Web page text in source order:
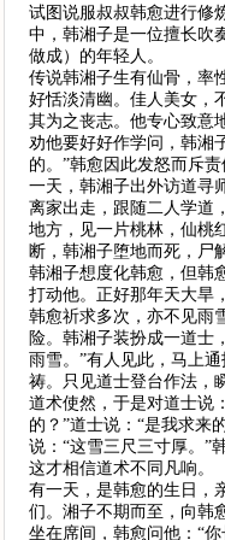
试图说服叔叔韩愈进行修
中，韩湘子是一位擅长吹
做成）的年轻人。
传说韩湘子生有仙骨，率
好恬淡清幽。佳人美女，
其为之丧志。他专心致意
劝他要好好作学问，韩湘
的。”韩愈因此发怒而斥责
一天，韩湘子出外访道寻
离家出走，跟随二人学道
地方，见一片桃林，仙桃
断，韩湘子堕地而死，尸
韩湘子想度化韩愈，但韩
打动他。正好那年天大旱
韩愈祈求多次，亦不见雨
险。韩湘子装扮成一道士
雨雪。”有人见此，马上
祷。只见道士登台作法，
道术使然，于是对道士说
的？”道士说：“是我求来
说：“这雪三尺三寸厚。”
这才相信道术不同凡响。
有一天，是韩愈的生日，
们。湘子不期而至，向韩
坐在席间，韩愈问他：“